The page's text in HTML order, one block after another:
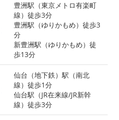
豊洲駅（東京メトロ有楽町
線）徒歩3分
豊洲駅（ゆりかもめ）徒歩3
分
新豊洲駅（ゆりかもめ）徒
歩13分
仙台（地下鉄）駅（南北
線）徒歩1分
仙台駅（JR在来線/JR新幹
線）徒歩3分